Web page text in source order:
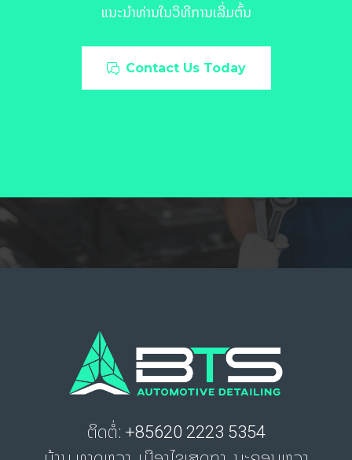
ແນະນຳທ່ານໃນວິທີການເລີ່ມຕົ້ນ
Contact Us Today
ຕິດຕໍ່: +85620 2223 5354